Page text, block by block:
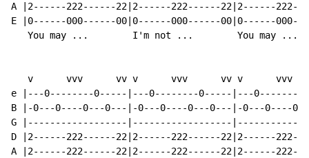
A |2------222------22|2------222------22|2------
E |0------000------00|0------000------00|0------
   You may ...        I'm not ...        You may ...
v      vvv      vv v      vvv      vv v      vvv
e |---0--------0-----|---0--------0-----|---0--------
B |-0---0----0---0---|-0---0----0---0---|-0---0----
G |------------------|------------------
D |2------222------22|2------222------22|2------
A |2------222------22|2------222------22|2------